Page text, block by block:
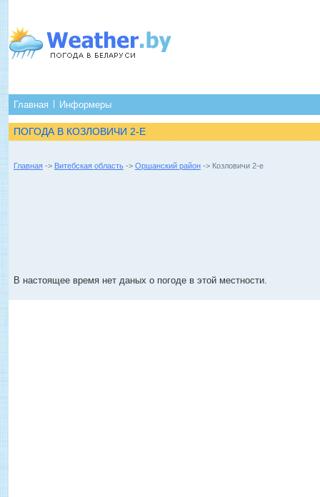
Главная Информеры
ПОГОДА В КОЗЛОВИЧИ 2-Е
Главная -> Витебская область -> Оршанский район -> Козловичи 2-е
В настоящее время нет даных о погоде в этой местности.